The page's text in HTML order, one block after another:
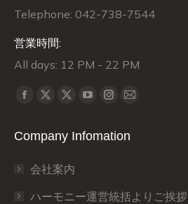
Telephone: 042-738-7544
営業時間:
All days: 12 PM - 22 PM
Find us on:
Facebook
opens
new
window
X
opens
new
window
X
opens
new
window
YouTube
opens
window
Instagram
opens
window
Mail
opens
window
Company Infomation
会社案内
ハーモニー運営統括よりご挨拶